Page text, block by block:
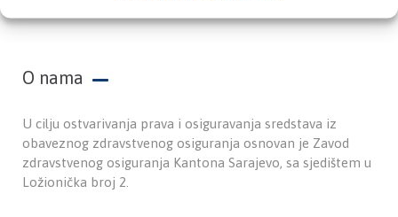
O nama
U cilju ostvarivanja prava i osiguravanja sredstava iz
obaveznog zdravstvenog osiguranja osnovan je Zavod
zdravstvenog osiguranja Kantona Sarajevo, sa sjedištem u
Ložionička broj 2.